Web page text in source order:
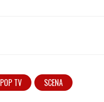
POP TV
SCENA